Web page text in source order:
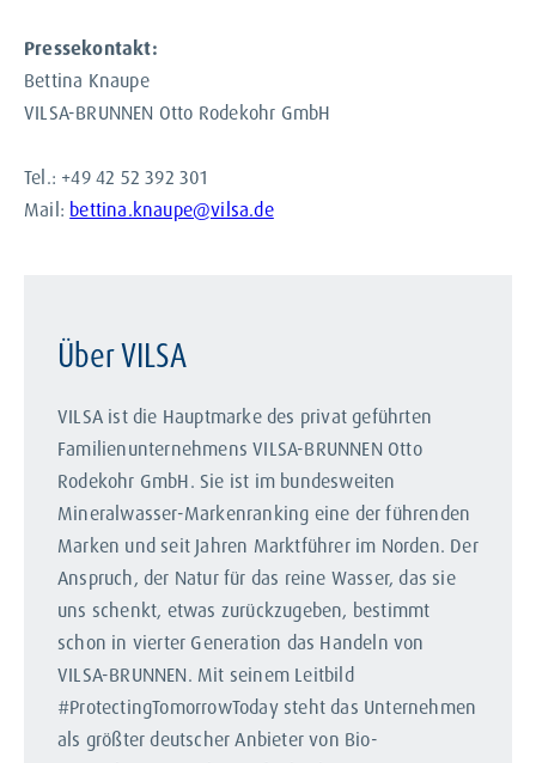
Pressekontakt:
Bettina Knaupe
VILSA-BRUNNEN Otto Rodekohr GmbH
Tel.: +49 42 52 392 301
Mail: bettina.knaupe@vilsa.de
Über VILSA
VILSA ist die Hauptmarke des privat geführten
Familienunternehmens VILSA-BRUNNEN Otto
Rodekohr GmbH. Sie ist im bundesweiten
Mineralwasser-Markenranking eine der führenden
Marken und seit Jahren Marktführer im Norden. Der
Anspruch, der Natur für das reine Wasser, das sie
uns schenkt, etwas zurückzugeben, bestimmt
schon in vierter Generation das Handeln von
VILSA-BRUNNEN. Mit seinem Leitbild
#ProtectingTomorrowToday steht das Unternehmen
als größter deutscher Anbieter von Bio-